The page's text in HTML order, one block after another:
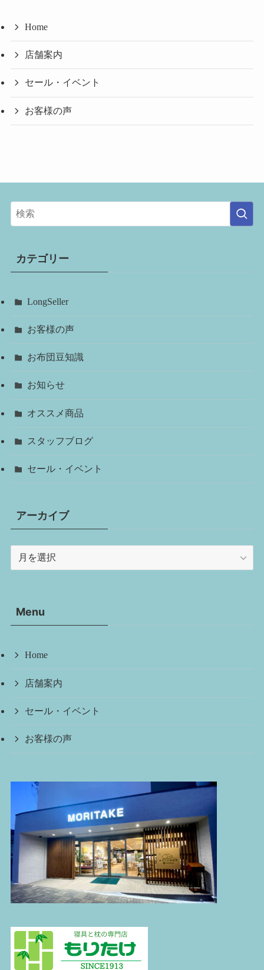
Home
店舗案内
セール・イベント
お客様の声
カテゴリー
LongSeller
お客様の声
お布団豆知識
お知らせ
オススメ商品
スタッフブログ
セール・イベント
アーカイブ
ブMenu
Home
店舗案内
セール・イベント
お客様の声